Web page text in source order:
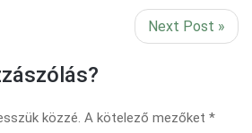
Next Post »
közzé. A kötelező mezőket *